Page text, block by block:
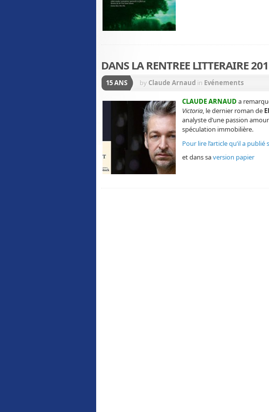
DANS LA RENTREE LITTERAIRE
15 ANS by Claude Arnaud in Evénements
CLAUDE ARNAUD a
Victoria, le dernier roman de
analyste d’une passion
spéculation immobilière.
Pour lire l’article qu’il a
et dans saversion papier